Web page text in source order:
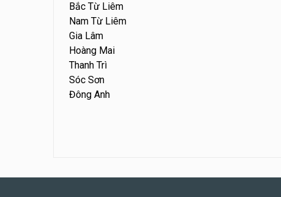
Bắc Từ Liêm
Nam Từ Liêm
Gia Lâm
Hoàng Mai
Thanh Trì
Sóc Sơn
Đông Anh